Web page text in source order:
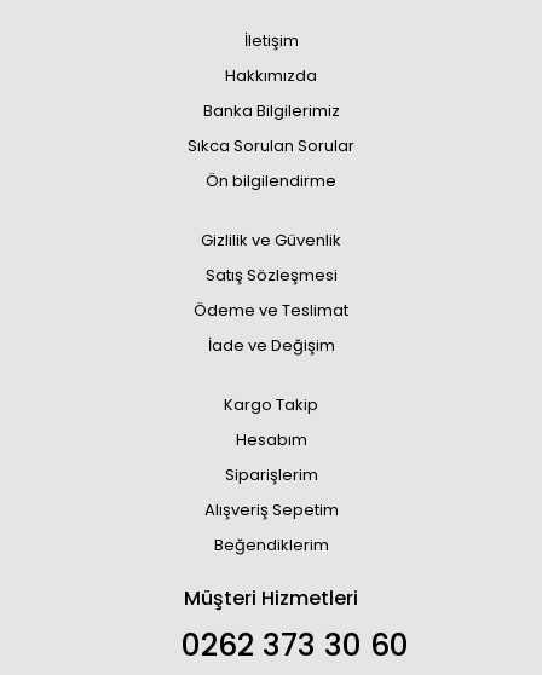
İletişim
Hakkımızda
Banka Bilgilerimiz
Sıkca Sorulan Sorular
Ön bilgilendirme
Gizlilik ve Güvenlik
Satış Sözleşmesi
Ödeme ve Teslimat
İade ve Değişim
Kargo Takip
Hesabım
Siparişlerim
Alışveriş Sepetim
Beğendiklerim
Müşteri Hizmetleri
0262 373 30 60